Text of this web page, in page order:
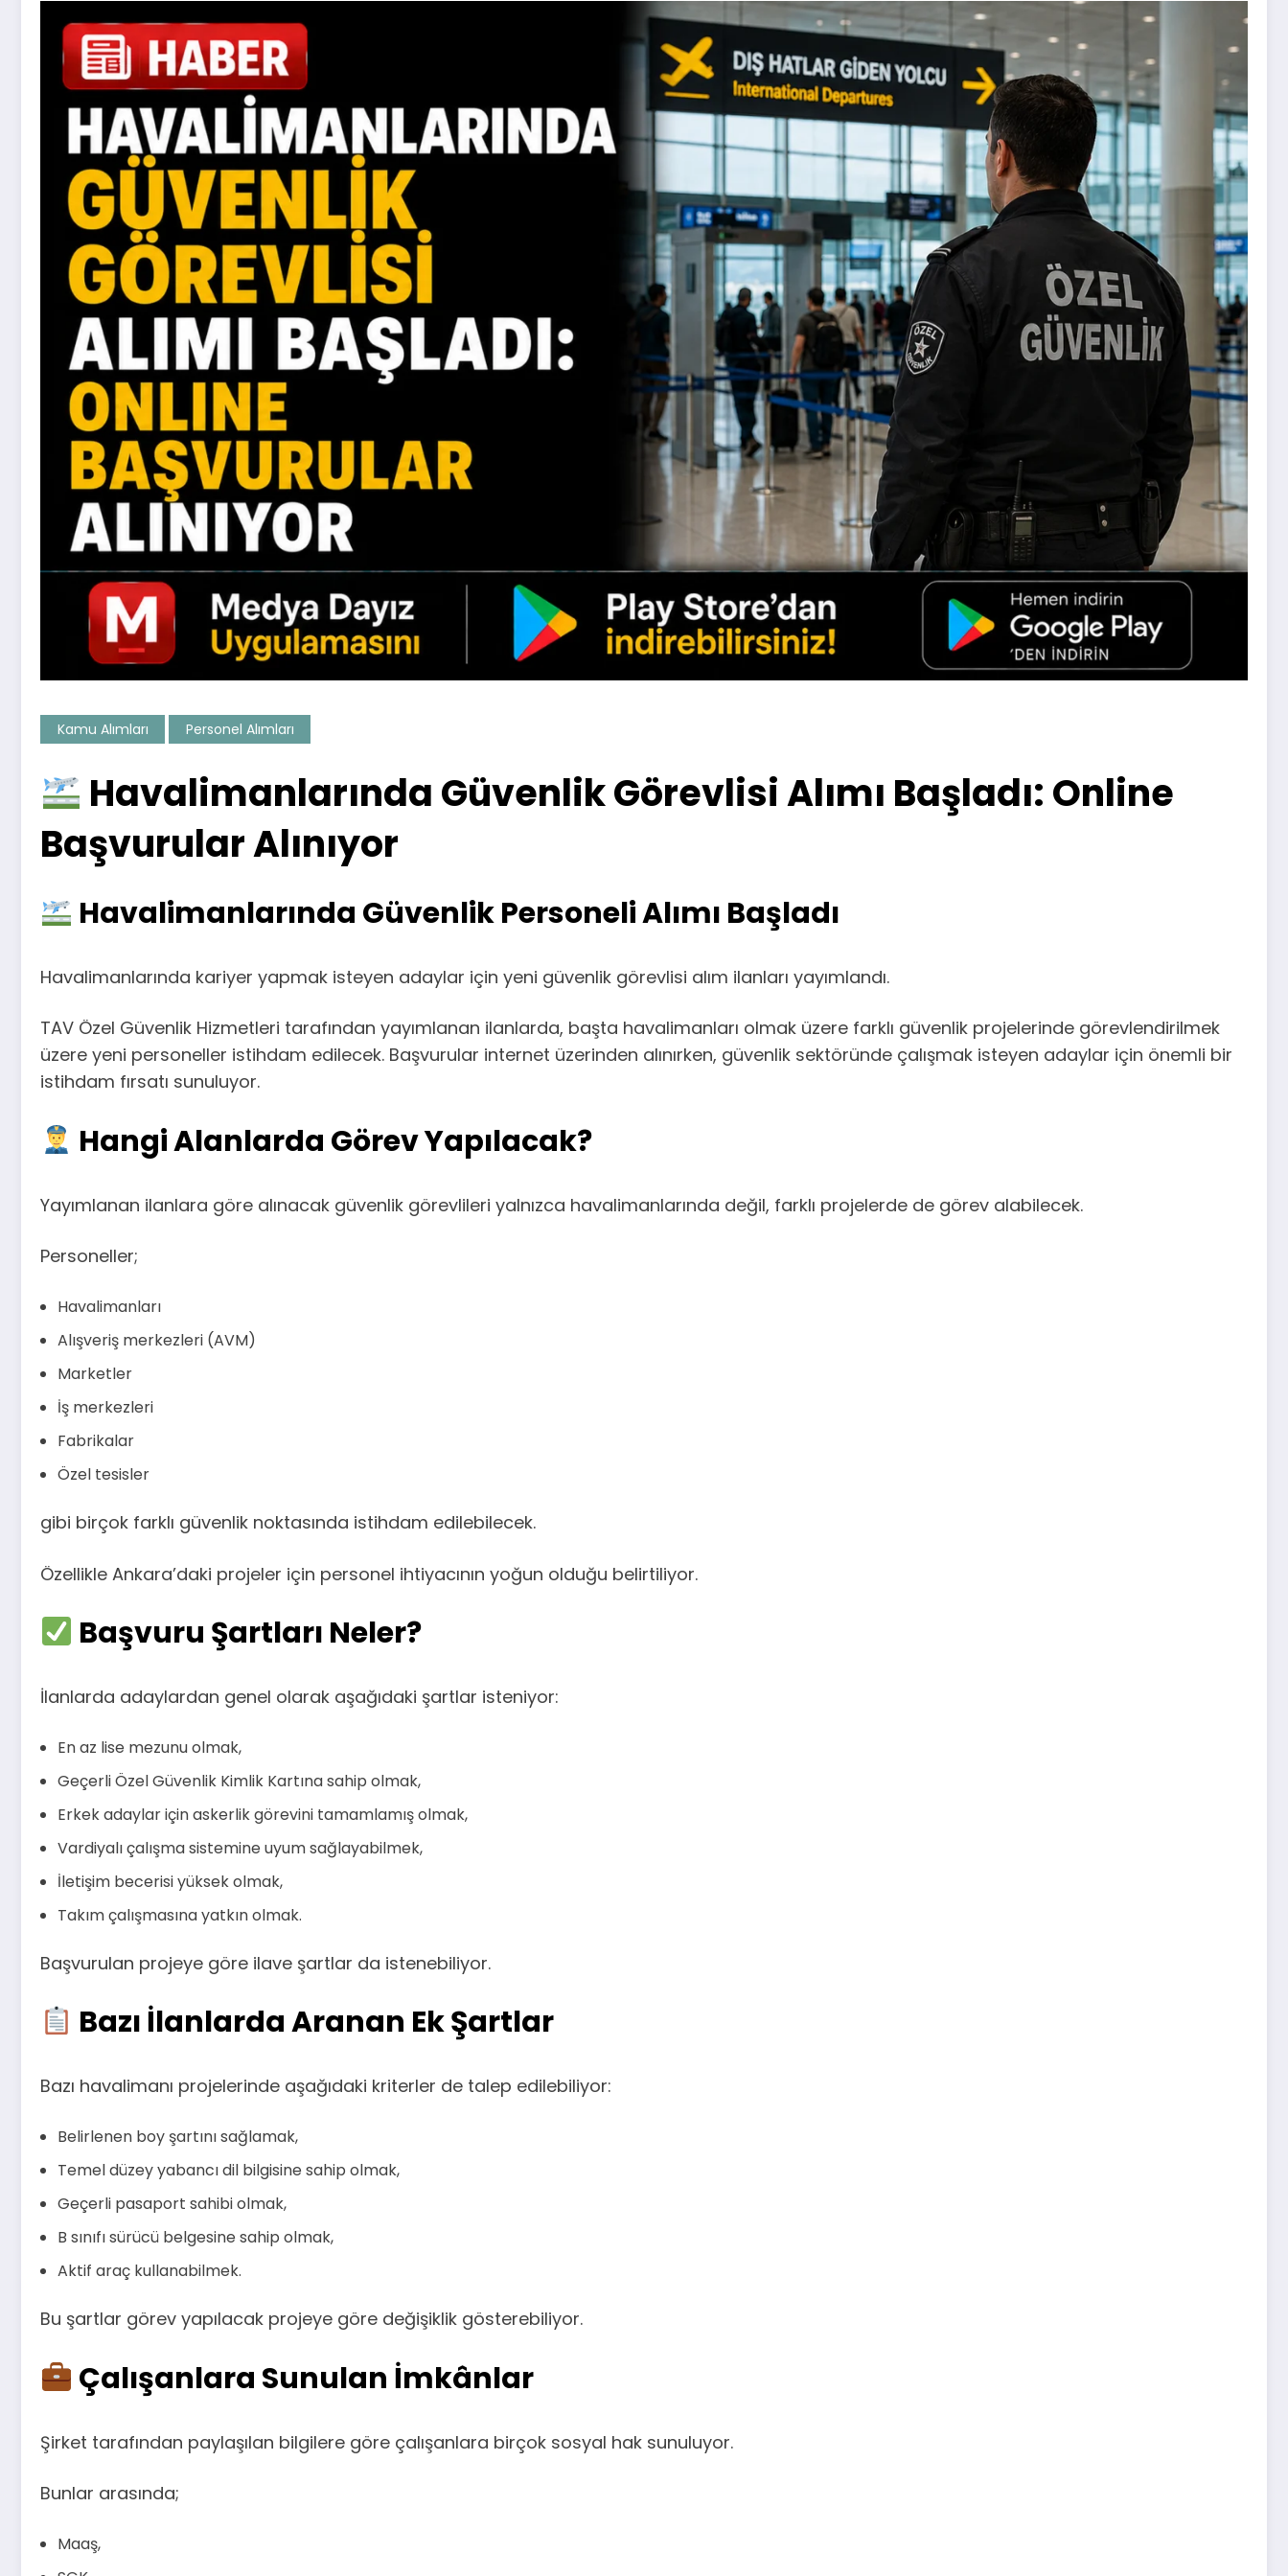
Kamu Alımları Personel Alımları
Havalimanlarında Güvenlik Görevlisi Alımı Başladı: Online
Başvurular Alınıyor
Havalimanlarında Güvenlik Personeli Alımı Başladı
Havalimanlarında kariyer yapmak isteyen adaylar için yeni güvenlik görevlisi alım ilanları yayımlandı.
TAV Özel Güvenlik Hizmetleri tarafından yayımlanan ilanlarda, başta havalimanları olmak üzere farklı güvenlik projelerinde görevlendirilmek
üzere yeni personeller istihdam edilecek. Başvurular internet üzerinden alınırken, güvenlik sektöründe çalışmak isteyen adaylar için önemli bir
istihdam fırsatı sunuluyor.
Hangi Alanlarda Görev Yapılacak?
Yayımlanan ilanlara göre alınacak güvenlik görevlileri yalnızca havalimanlarında değil, farklı projelerde de görev alabilecek.
Personeller;
Havalimanları
Alışveriş merkezleri (AVM)
Marketler
İş merkezleri
Fabrikalar
Özel tesisler
gibi birçok farklı güvenlik noktasında istihdam edilebilecek.
Özellikle Ankara’daki projeler için personel ihtiyacının yoğun olduğu belirtiliyor.
Başvuru Şartları Neler?
İlanlarda adaylardan genel olarak aşağıdaki şartlar isteniyor:
En az lise mezunu olmak,
Geçerli Özel Güvenlik Kimlik Kartına sahip olmak,
Erkek adaylar için askerlik görevini tamamlamış olmak,
Vardiyalı çalışma sistemine uyum sağlayabilmek,
İletişim becerisi yüksek olmak,
Takım çalışmasına yatkın olmak.
Başvurulan projeye göre ilave şartlar da istenebiliyor.
Bazı İlanlarda Aranan Ek Şartlar
Bazı havalimanı projelerinde aşağıdaki kriterler de talep edilebiliyor:
Belirlenen boy şartını sağlamak,
Temel düzey yabancı dil bilgisine sahip olmak,
Geçerli pasaport sahibi olmak,
B sınıfı sürücü belgesine sahip olmak,
Aktif araç kullanabilmek.
Bu şartlar görev yapılacak projeye göre değişiklik gösterebiliyor.
Çalışanlara Sunulan İmkânlar
Şirket tarafından paylaşılan bilgilere göre çalışanlara birçok sosyal hak sunuluyor.
Bunlar arasında;
Maaş,